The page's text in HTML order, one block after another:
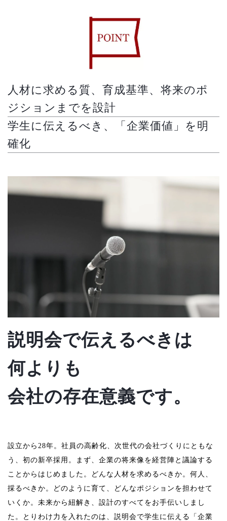
人材に求める質、育成基準、将来のポ
ジションまでを設計
学生に伝えるべき、「企業価値」を明
確化
説明会で伝えるべきは
何よりも
会社の存在意義です。
設立から28年。社員の高齢化、次世代の会社づくりにともな
う、初の新卒採用。まず、企業の将来像を経営陣と議論する
ことからはじめました。どんな人材を求めるべきか。何人、
採るべきか。どのように育て、どんなポジションを担わせて
いくか。未来から紐解き、設計のすべてをお手伝いしまし
た。とりわけ力を入れたのは、説明会で学生に伝える「企業